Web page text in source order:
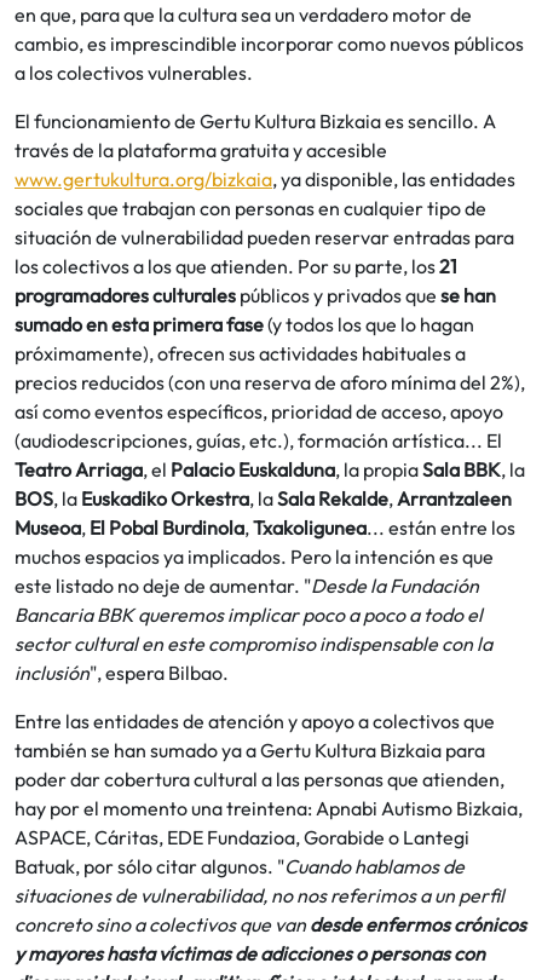
en que, para que la cultura sea un verdadero motor de
cambio, es imprescindible incorporar como nuevos públicos
a los colectivos vulnerables.
El funcionamiento de Gertu Kultura Bizkaia es sencillo. A
través de la plataforma gratuita y accesible
www.gertukultura.org/bizkaia, ya disponible, las entidades
sociales que trabajan con personas en cualquier tipo de
situación de vulnerabilidad pueden reservar entradas para
los colectivos a los que atienden. Por su parte, los21
programadores culturales públicos y privados que se han
sumado en esta primera fase(y todos los que lo hagan
próximamente), ofrecen sus actividades habituales a
precios reducidos (con una reserva de aforo mínima del 2%),
así como eventos específicos, prioridad de acceso, apoyo
(audiodescripciones, guías, etc.), formación artística... El
Teatro Arriaga, el Palacio Euskalduna, la propiaSala BBK, la
BOS, la Euskadiko Orkestra, laSala Rekalde,Arrantzaleen
Museoa, El Pobal Burdinola,Txakoligunea... están entre los
muchos espacios ya implicados. Pero la intención es que
este listado no deje de aumentar. "Desde la Fundación
Bancaria BBK queremos implicar poco a poco a todo el
sector cultural en este compromiso indispensable con la
inclusión", espera Bilbao.
Entre las entidades de atención y apoyo a colectivos que
también se han sumado ya a Gertu Kultura Bizkaia para
poder dar cobertura cultural a las personas que atienden,
hay por el momento una treintena: Apnabi Autismo Bizkaia,
ASPACE, Cáritas, EDE Fundazioa, Gorabide o Lantegi
Batuak, por sólo citar algunos. "Cuando hablamos de
situaciones de vulnerabilidad, no nos referimos a un perfil
concreto sino a colectivos que vandesde enfermos crónicos
y mayores hasta víctimas de adicciones o personas con